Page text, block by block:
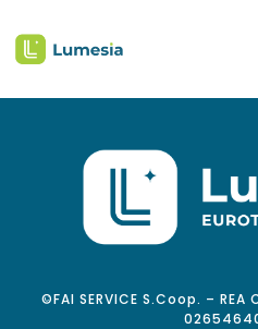
©FAI SERVICE S.Coop. – REA